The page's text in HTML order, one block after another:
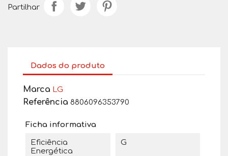
Partilhar
Dados do produto
Marca LG
Referência 8806096353790
Ficha informativa
Eficiência
Energética
G